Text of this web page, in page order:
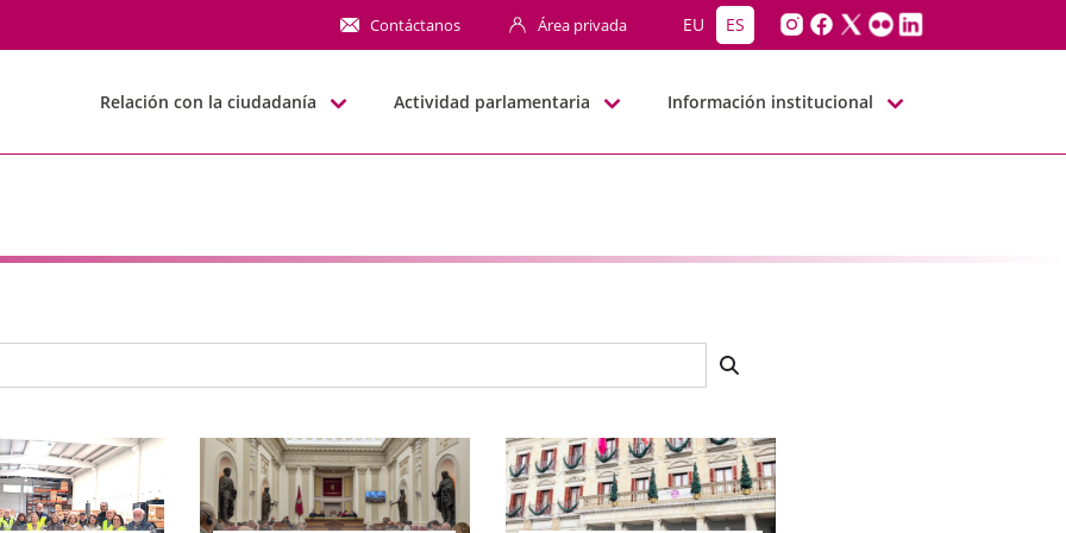
Contáctanos Área privada EU ES
Relación con la ciudadanía Actividad parlamentaria Información institucional
búsqueda